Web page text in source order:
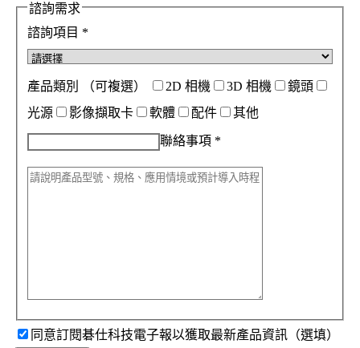
諮詢需求
諮詢項目 *
產品類別 （可複選） 2D 相機 3D 相機
鏡頭
光源
影像擷取卡 軟體 配件 其他
聯絡事項 *
同意訂閱碁仕科技電子報以獲取最新產品資訊（選填）